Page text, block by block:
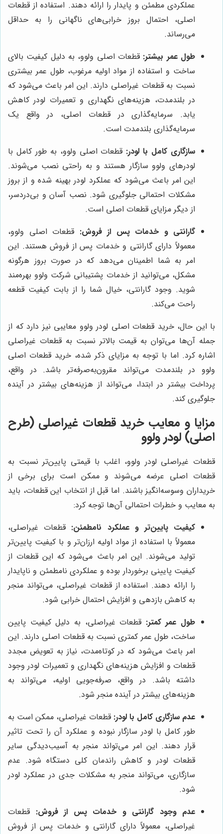
عملکردی مطمئن و پایدار را ارائه دهند. استفاده از قطعات
اصلی، احتمال بروز خرابی‌های ناگهانی را به حداقل
می‌رساند.
طول عمر بیشتر: قطعات اصلی ولوو، به دلیل کیفیت بالای
ساخت و استفاده از مواد اولیه مرغوب، طول عمر بیشتری
نسبت به قطعات غیراصلی دارند. این امر باعث می‌شود که
در بلندمدت، هزینه‌های نگهداری و تعمیرات لودر کاهش
یابد. سرمایه‌گذاری در قطعات اصلی، در واقع یک
سرمایه‌گذاری بلندمدت است.
سازگاری کامل با لودر: قطعات اصلی ولوو، به طور کامل با
لودرهای ولوو سازگار هستند و به راحتی نصب می‌شوند.
این امر باعث می‌شود که عملکرد لودر بهینه شده و از بروز
مشکلات احتمالی جلوگیری شود. نصب آسان و بی‌دردسر،
از دیگر مزایای قطعات اصلی است.
گارانتی و خدمات پس از فروش: قطعات اصلی ولوو،
معمولاً دارای گارانتی و خدمات پس از فروش هستند. این
امر به شما اطمینان می‌دهد که در صورت بروز هرگونه
مشکل، می‌توانید از خدمات پشتیبانی شرکت ولوو بهره‌مند
شوید. وجود گارانتی، خیال شما را از بابت کیفیت قطعه
راحت می‌کند.
با این حال، خرید قطعات اصلی لودر ولوو معایبی نیز دارد که از
جمله آن‌ها می‌توان به قیمت بالاتر نسبت به قطعات غیراصلی
اشاره کرد. اما با توجه به مزایای ذکر شده، خرید قطعات اصلی
ولوو در بلندمدت می‌تواند مقرون‌به‌صرفه‌تر باشد. در واقع،
پرداخت بیشتر در ابتدا، می‌تواند از هزینه‌های بیشتر در آینده
جلوگیری کند.
مزایا و معایب خرید قطعات غیراصلی (طرح
اصلی) لودر ولوو
قطعات غیراصلی لودر ولوو، اغلب با قیمتی پایین‌تر نسبت به
قطعات اصلی عرضه می‌شوند و ممکن است برای برخی از
خریداران وسوسه‌انگیز باشند. اما قبل از انتخاب این قطعات، باید
به معایب و خطرات احتمالی آن‌ها توجه کرد:
کیفیت پایین‌تر و عملکرد نامطمئن: قطعات غیراصلی،
معمولاً با استفاده از مواد اولیه ارزان‌تر و با کیفیت پایین‌تر
تولید می‌شوند. این امر باعث می‌شود که این قطعات از
کیفیت پایینی برخوردار بوده و عملکردی نامطمئن و ناپایدار
را ارائه دهند. استفاده از قطعات غیراصلی، می‌تواند منجر
به کاهش بازدهی و افزایش احتمال خرابی شود.
طول عمر کمتر: قطعات غیراصلی، به دلیل کیفیت پایین
ساخت، طول عمر کمتری نسبت به قطعات اصلی دارند. این
امر باعث می‌شود که در کوتاه‌مدت، نیاز به تعویض مجدد
قطعات و افزایش هزینه‌های نگهداری و تعمیرات لودر وجود
داشته باشد. در واقع، صرفه‌جویی اولیه، می‌تواند به
هزینه‌های بیشتر در آینده منجر شود.
عدم سازگاری کامل با لودر: قطعات غیراصلی، ممکن است به
طور کامل با لودر سازگار نبوده و عملکرد آن را تحت تاثیر
قرار دهند. این امر می‌تواند منجر به آسیب‌دیدگی سایر
قطعات لودر و کاهش راندمان کلی دستگاه شود. عدم
سازگاری، می‌تواند منجر به مشکلات جدی در عملکرد لودر
شود.
عدم وجود گارانتی و خدمات پس از فروش: قطعات
غیراصلی، معمولاً دارای گارانتی و خدمات پس از فروش